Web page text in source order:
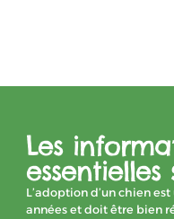
Les
L’adoption d’un chien
années et doit être bien